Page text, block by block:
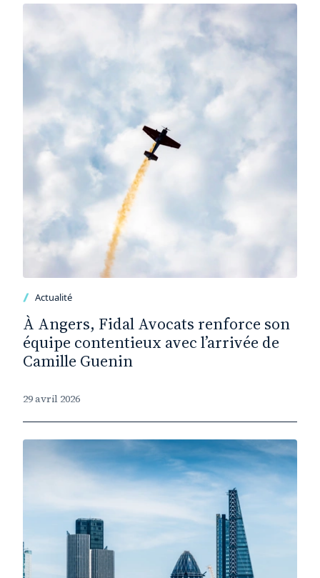
Actualité
À Angers, Fidal Avocats renforce son
équipe contentieux avec l’arrivée de
Camille Guenin
29 avril 2026